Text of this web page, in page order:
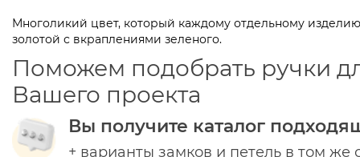
Многоликий цвет, который каждому отдельному
золотой с вкраплениями зеленого.
Поможем подобрать ручки
Вашего проекта
Вы получите каталог
+ варианты замков и петель в том же